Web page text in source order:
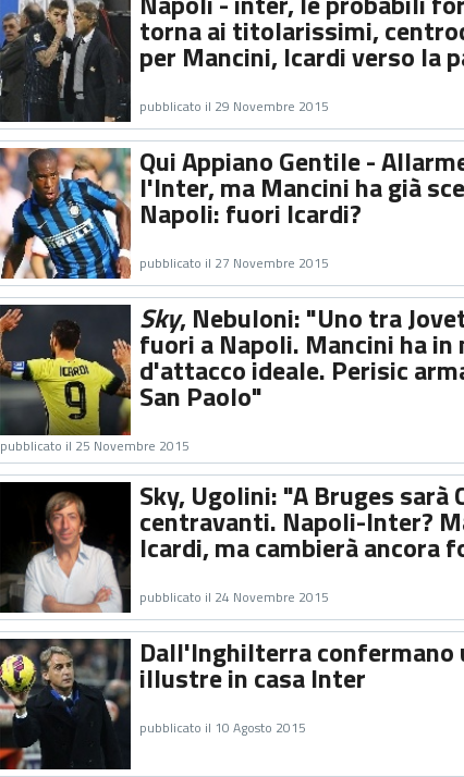
torna ai titolarissimi,
per Mancini, Icardi verso la
pubblicato il 29 Novembre 2015
Qui Appiano Gentile -
l'Inter, ma Mancini ha già
Napoli: fuori Icardi?
pubblicato il 27 Novembre 2015
Sky, Nebuloni: "Uno tra
fuori a Napoli. Mancini ha in
d'attacco ideale. Perisic
San Paolo"
pubblicato il 25 Novembre 2015
Sky, Ugolini: "A Bruges sarà
centravanti. Napoli-Inter?
Icardi, ma cambierà ancora
pubblicato il 24 Novembre 2015
Dall'Inghilterra confermano
illustre in casa Inter
pubblicato il 10 Agosto 2015